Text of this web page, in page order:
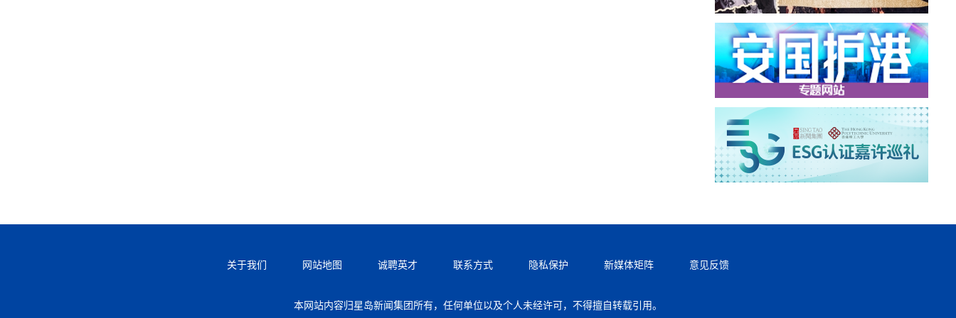
关于我们 网站地图 诚聘英才 联系方式 隐私保护 新媒体矩阵 意见反馈
本网站内容归星岛新闻集团所有，任何单位以及个人未经许可，不得擅自转载引用。